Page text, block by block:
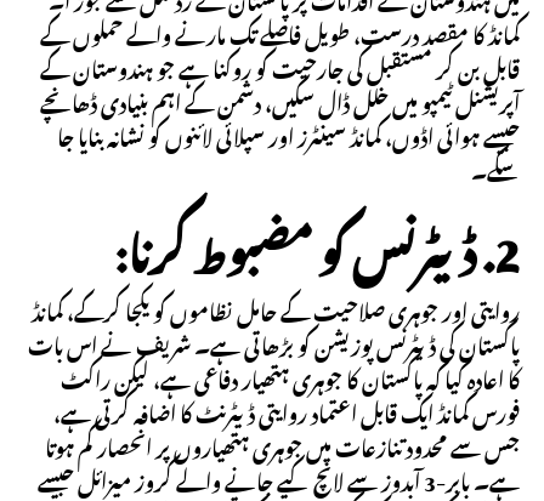
کمانڈ کا مقصد درست، طویل فاصلے تک مارنے والے حملوں کے
قابل بن کر مستقبل کی جارحیت کو روکنا ہے جو ہندوستان کے
آپریشنل ٹیمپو میں خلل ڈال سکیں، دشمن کے اہم بنیادی ڈھانچے
جیسے ہوائی اڈوں، کمانڈ سینٹرز اور سپلائی لائنوں کو نشانہ بنایا جا
سکے۔
2. ڈیٹرنس کو مضبوط کرنا:
روایتی اور جوہری صلاحیت کے حامل نظاموں کو یکجا کرکے، کمانڈ
پاکستان کی ڈیٹرنس پوزیشن کو بڑھاتی ہے۔ شریف نے اس بات
کا اعادہ کیا کہ پاکستان کا جوہری ہتھیار دفاعی ہے، لیکن راکٹ
فورس کمانڈ ایک قابل اعتماد روایتی ڈیٹرنٹ کا اضافہ کرتی ہے،
جس سے محدود تنازعات میں جوہری ہتھیاروں پر انحصار کم ہوتا
ہے۔ بابر-3 آبدوز سے لانچ کیے جانے والے کروز میزائل جیسے